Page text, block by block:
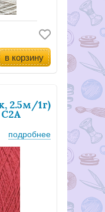
в корзину
2.5м/1г)
подробнее